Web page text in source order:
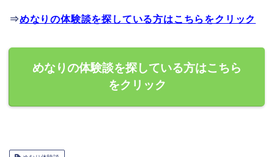
⇒めなりの体験談を探している方はこちらをクリック
めなりの体験談を探している方はこちら
をクリック